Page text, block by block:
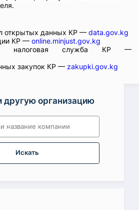
открытых данных КР — data.gov.kg
КР — online.minjust.gov.kg
налоговая служба КР —
закупок КР — zakupki.gov.kg
другую организацию
Искать